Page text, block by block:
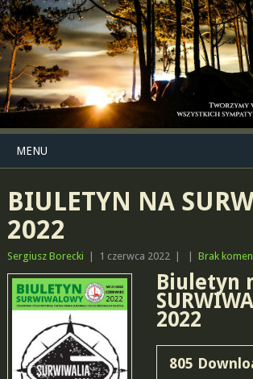
MENU
BIULETYN NA
2022
Sergiusz Borecki 1 czerwca 2022 Brak
Biuletyn
2022
805